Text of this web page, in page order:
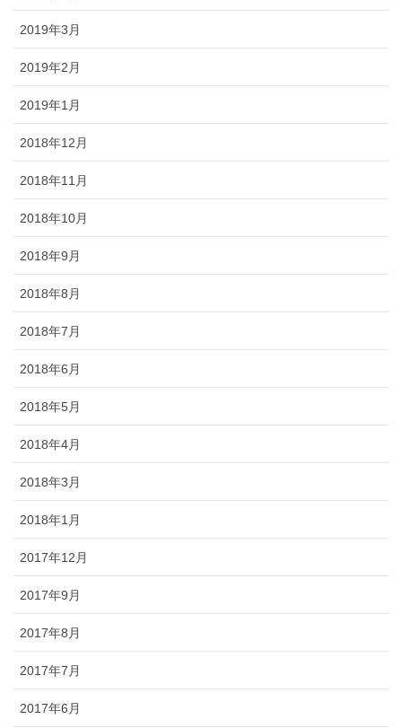
2019年3月
2019年2月
2019年1月
2018年12月
2018年11月
2018年10月
2018年9月
2018年8月
2018年7月
2018年6月
2018年5月
2018年4月
2018年3月
2018年1月
2017年12月
2017年9月
2017年8月
2017年7月
2017年6月